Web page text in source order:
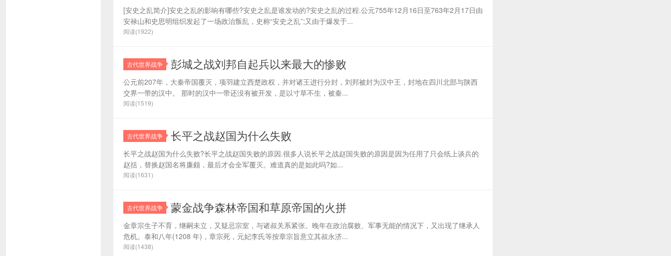
[安史之乱简介]安史之乱的影响有哪些?安史之乱是谁发动的?安史之乱的过程.公元755年12月16日至763年2月17日由
安禄山和史思明组织发起了一场政治叛乱，史称“安史之乱”;又由于爆发于...
阅读(1922)
古代世界战争 彭城之战刘邦自起兵以来最大的惨败
公元前207年，大秦帝国覆灭，项羽建立西楚政权，并对诸王进行分封，刘邦被封为汉中王，封地在四川北部与陕西
交界一带的汉中。 那时的汉中一带还没有被开发，是以寸草不生，被秦...
阅读(1519)
古代世界战争 长平之战赵国为什么失败
长平之战赵国为什么失败?长平之战赵国失败的原因.很多人说长平之战赵国失败的原因是因为任用了只会纸上谈兵的
赵括，替换赵国名将廉颇，最后才会全军覆灭。难道真的是如此吗?如...
阅读(1631)
古代世界战争 蒙金战争森林帝国和草原帝国的火拼
金章宗生子不育，继嗣未立，又疑忌宗室，与诸叔关系紧张。晚年在政治腐败、军事无能的情况下，又出现了继承人
危机。泰和八年(1208 年)，章宗死，元妃李氏等按章宗旨意立其叔永济...
阅读(1438)